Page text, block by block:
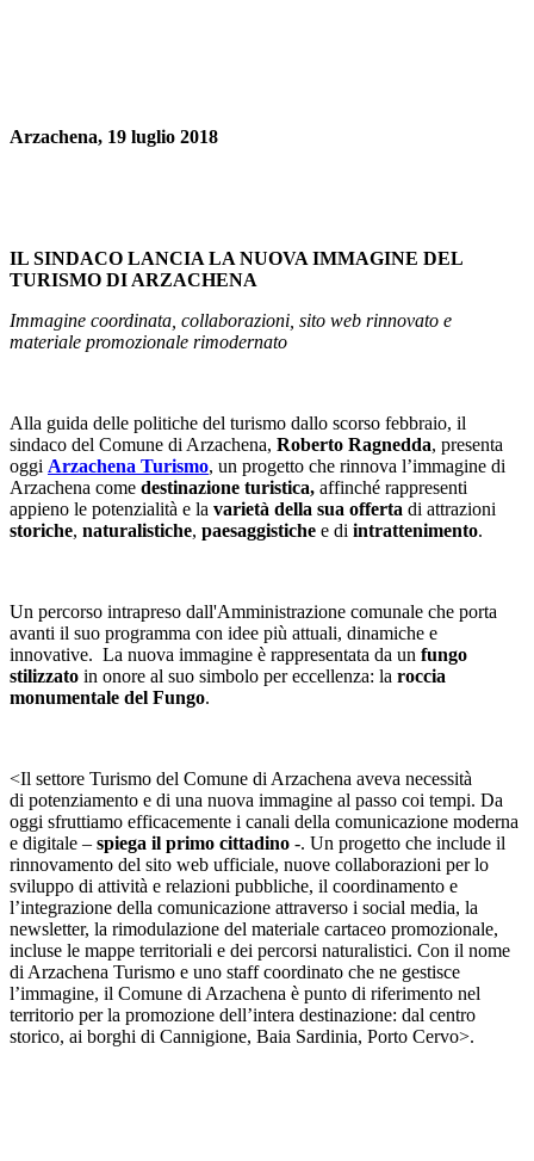
Arzachena, 19 luglio 2018
IL SINDACO LANCIA LA NUOVA IMMAGINE DEL
TURISMO DI ARZACHENA
Immagine coordinata, collaborazioni, sito web rinnovato e
materiale promozionale rimodernato
Alla guida delle politiche del turismo dallo scorso febbraio, il
sindaco del Comune di Arzachena, Roberto Ragnedda, presenta
oggi Arzachena Turismo, un progetto che rinnova l’immagine di
Arzachena come destinazione turistica, affinché rappresenti
appieno le potenzialità e la varietà della sua offerta di attrazioni
storiche, naturalistiche, paesaggistiche e di intrattenimento.
Un percorso intrapreso dall'Amministrazione comunale che porta
avanti il suo programma con idee più attuali, dinamiche e
innovative. La nuova immagine è rappresentata da un fungo
stilizzato in onore al suo simbolo per eccellenza: la roccia
monumentale del Fungo.
<Il settore Turismo del Comune di Arzachena aveva necessità
di potenziamento e di una nuova immagine al passo coi tempi. Da
oggi sfruttiamo efficacemente i canali della comunicazione moderna
e digitale – spiega il primo cittadino -. Un progetto che include il
rinnovamento del sito web ufficiale, nuove collaborazioni per lo
sviluppo di attività e relazioni pubbliche, il coordinamento e
l’integrazione della comunicazione attraverso i social media, la
newsletter, la rimodulazione del materiale cartaceo promozionale,
incluse le mappe territoriali e dei percorsi naturalistici. Con il nome
di Arzachena Turismo e uno staff coordinato che ne gestisce
l’immagine, il Comune di Arzachena è punto di riferimento nel
territorio per la promozione dell’intera destinazione: dal centro
storico, ai borghi di Cannigione, Baia Sardinia, Porto Cervo>.